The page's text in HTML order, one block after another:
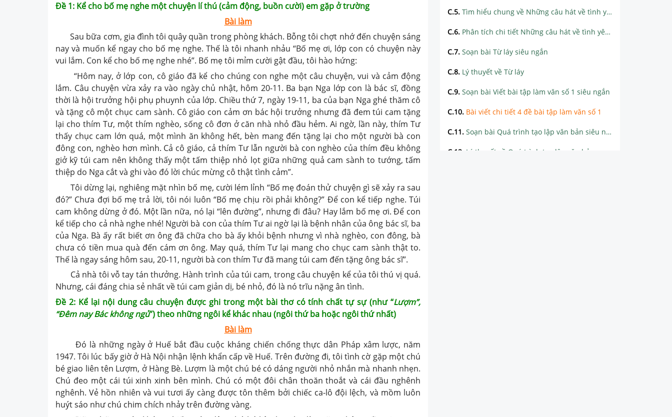
Đề 1: Kể cho bố mẹ nghe một chuyện lí thú (cảm động, buồn cười) em gặp ở trường
Bài làm
Sau bữa cơm, gia đình tôi quây quần trong phòng khách. Bỗng tôi chợt nhớ đến chuyện sáng
nay và muốn kể ngay cho bố mẹ nghe. Thế là tôi nhanh nhảu “Bố mẹ ơi, lớp con có chuyện này
vui lắm. Con kể cho bố mẹ nghe nhé”. Bố mẹ tôi mỉm cười gật đầu, tôi hào hứng:
“Hôm nay, ở lớp con, cô giáo đã kể cho chúng con nghe một câu chuyện, vui và cảm động
lắm. Câu chuyện vừa xảy ra vào ngày chủ nhật, hôm 20-11. Ba bạn Nga lớp con là bác sĩ, đồng
thời là hội trưởng hội phụ phuynh của lớp. Chiều thứ 7, ngày 19-11, ba của bạn Nga ghé thăm cô
và tặng cô một chục cam sành. Cô giáo con cảm ơn bác hội trưởng nhưng đã đem túi cam tặng
lại cho thím Tư, một thím nghèo, sống cô đơn ở căn nhà nhỏ đầu hẻm. Ai ngờ, lần này, thím Tư
thấy chục cam lớn quá, một mình ăn không hết, bèn mang đến tặng lại cho một người bà con
đông con, nghèo hơn mình. Cả cô giáo, cả thím Tư lẫn người bà con nghèo của thím đều không
giở kỹ túi cam nên không thấy một tấm thiệp nhỏ lọt giữa những quả cam sành to tướng, tấm
thiệp do Nga cắt và ghi vào đó lời chúc mừng cô thật tình cảm”.
Tôi dừng lại, nghiêng mặt nhìn bố mẹ, cười lém lỉnh “Bố mẹ đoán thử chuyện gì sẽ xảy ra sau
đó?” Chưa đợi bố mẹ trả lời, tôi nói luôn “Bố mẹ chịu rồi phải không?” Để con kể tiếp nghe. Túi
cam không dừng ở đó. Một lần nữa, nó lại “lên đường”, nhưng đi đâu? Hay lắm bố mẹ ơi. Để con
kể tiếp cho cả nhà nghe nhé! Người bà con của thím Tư ai ngờ lại là bệnh nhân của ông bác sĩ, ba
của Nga. Bà ấy rất biết ơn ông đã chữa cho bà ấy khỏi bệnh nhưng vì nhà nghèo, con đông, bà
chưa có tiền mua quà đến cám ơn ông. May quá, thím Tư lại mang cho chục cam sành thật to.
Thế là ngay sáng hôm sau, 20-11, người bà con thím Tư đã mang túi cam đến tặng ông bác sĩ”.
Cả nhà tôi vỗ tay tán thưởng. Hành trình của túi cam, trong câu chuyện kể của tôi thú vị quá.
Nhưng, cái đáng chia sẻ nhất về túi cam giản dị, bé nhỏ, đó là nó trĩu nặng ân tình.
Đề 2: Kể lại nội dung câu chuyện được ghi trong một bài thơ có tính chất tự sự (như “Lượm”,
“Đêm nay Bác không ngủ”) theo những ngôi kể khác nhau (ngôi thứ ba hoặc ngôi thứ nhất)
Bài làm
Đó là những ngày ở Huế bắt đầu cuộc kháng chiến chống thực dân Pháp xâm lược, năm
1947. Tôi lúc bấy giờ ở Hà Nội nhận lệnh khẩn cấp về Huế. Trên đường đi, tôi tình cờ gặp một chú
bé giao liên tên Lượm, ở Hàng Bè. Lượm là một chú bé có dáng người nhỏ nhắn mà nhanh nhẹn.
Chú đeo một cái túi xinh xinh bên mình. Chú có một đôi chân thoăn thoắt và cái đầu nghênh
nghênh. Vẻ hồn nhiên và vui tươi ấy càng được tôn thêm bởi chiếc ca-lô đội lệch, và mồm luôn
huýt sáo như chú chim chích nhảy trên đường vàng.
C.5. Tìm hiểu chung về Những câu hát về tình yêu quê hương, đất nước, con người
C.6. Phân tích chi tiết Những câu hát về tình yêu quê hương, đất nước, con người
C.7. Soạn bài Từ láy siêu ngắn
C.8. Lý thuyết về Từ láy
C.9. Soạn bài Viết bài tập làm văn số 1 siêu ngắn
C.10. Bài viết chi tiết 4 đề bài tập làm văn số 1
C.11. Soạn bài Quá trình tạo lập văn bản siêu ngắn
C.12 Lý thuyết về Quá trình tạo lập văn bản